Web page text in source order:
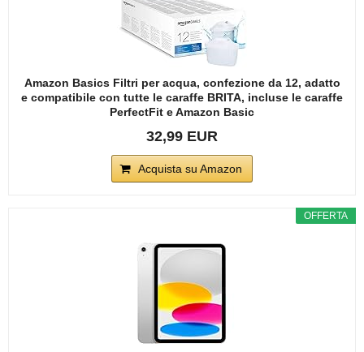
Amazon Basics Filtri per acqua, confezione da 12, adatto
e compatibile con tutte le caraffe BRITA, incluse le caraffe
PerfectFit e Amazon Basic
32,99 EUR
Acquista su Amazon
OFFERTA